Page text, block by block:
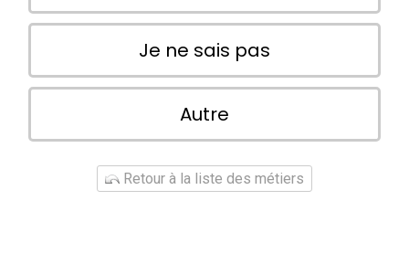
Je ne sais pas
Autre
Retour à la liste des métiers